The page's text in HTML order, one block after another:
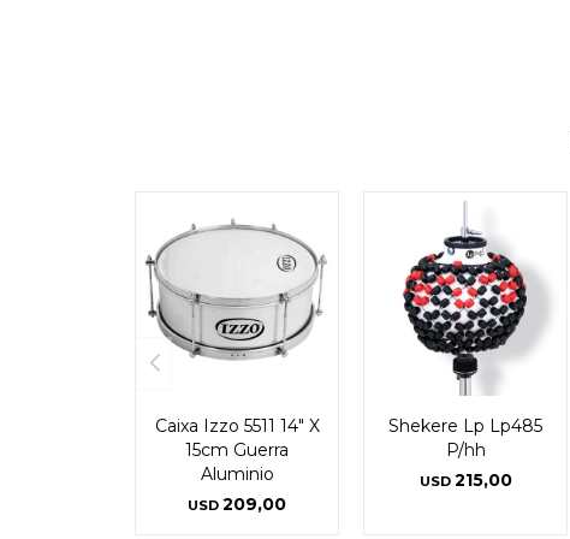
Caixa Izzo 5511 14" X
15cm Guerra
Aluminio
USD 209,00
Shekere Lp Lp485
P/hh
USD 215,00